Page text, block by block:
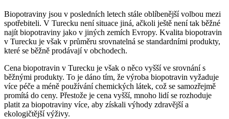
Biopotraviny jsou v posledních letech stále oblíbenější volbou mezi
spotřebiteli. V Turecku není situace jiná, ačkoli ještě není tak běžné
najít biopotraviny jako v jiných zemích Evropy. Kvalita biopotravin
v Turecku je však v průměru srovnatelná se standardními produkty,
které se běžně prodávají v obchodech.
Cena biopotravin v Turecku je však o něco vyšší ve srovnání s
běžnými produkty. To je dáno tím, že výroba biopotravin vyžaduje
více péče a méně používání chemických látek, což se samozřejmě
promítá do ceny. Přestože je cena vyšší, mnoho lidí se rozhoduje
platit za biopotraviny více, aby získali výhody zdravější a
ekologičtější výživy.